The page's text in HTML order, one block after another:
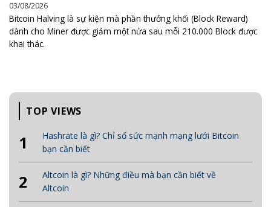
03/08/2026
Bitcoin Halving là sự kiện mà phần thưởng khối (Block Reward)
dành cho Miner được giảm một nửa sau mỗi 210.000 Block được
khai thác.
TOP VIEWS
1
Hashrate là gì? Chỉ số sức mạnh mạng lưới Bitcoin
bạn cần biết
2
Altcoin là gì? Những điều mà bạn cần biết về
Altcoin